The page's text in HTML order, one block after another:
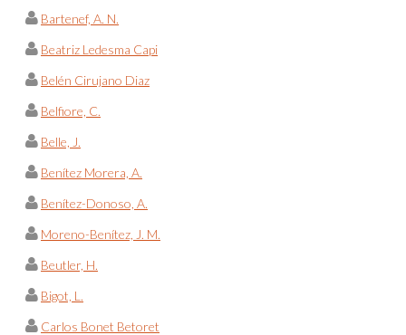
Bartenef, A. N.
Beatriz Ledesma Capi
Belén Cirujano Diaz
Belfiore, C.
Belle, J.
Benítez Morera, A.
Benítez-Donoso, A.
Moreno-Benítez, J. M.
Beutler, H.
Bigot, L.
Carlos Bonet Betoret